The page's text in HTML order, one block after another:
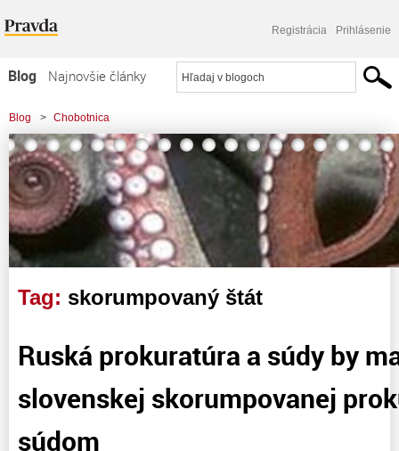
Registrácia Prihlásenie
Blog
Najnovšie články
Najčítanejšie články
Najkomentovanejšie články
Zoznam blogov
Komerčné blogy
Blog > Chobotnica
Tag: skorumpovaný štát
Ruská prokuratúra a súdy by
slovenskej skorumpovanej
súdom